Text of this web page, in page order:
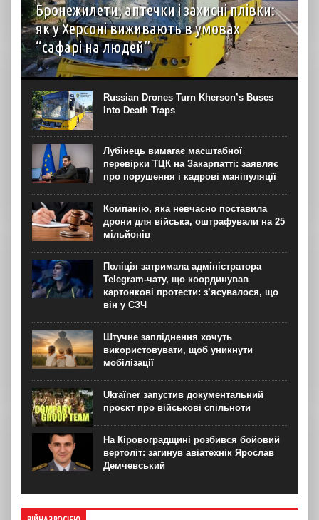
Бронежилети, аптечки і захисні плівки:
як у Херсоні виживають в умовах
“сафарі на людей”
автор: Вірджинія Нгуєн Хоанг (Virginie Nguyen Hoang)
бельгійська журналістка з Херсону для “Новинарні“
Термін “сафарі на людей” (human safari) – явище з 1990-
х часів Боснійської війни, коли, за...
Russian Drones Turn Kherson’s Buses
Into Death Traps
Лубінець вимагає масштабної
перевірки ТЦК на Закарпатті: заявляє
про порушення і кадрові маніпуляції
Компанію, яка невчасно поставила
дрони для війська, оштрафували на 25
мільйонів
Поліція затримала адміністратора
Telegram-чату, що координував
картонкові протести: з’ясувалося, що
він у СЗЧ
Штучне запліднення хочуть
використовувати, щоб уникнути
мобілізації
Ukraїner запустив документальний
проєкт про військові спільноти
На Кіровоградщині розбився бойовий
вертоліт: загинув авіатехнік Ярослав
Демчевський